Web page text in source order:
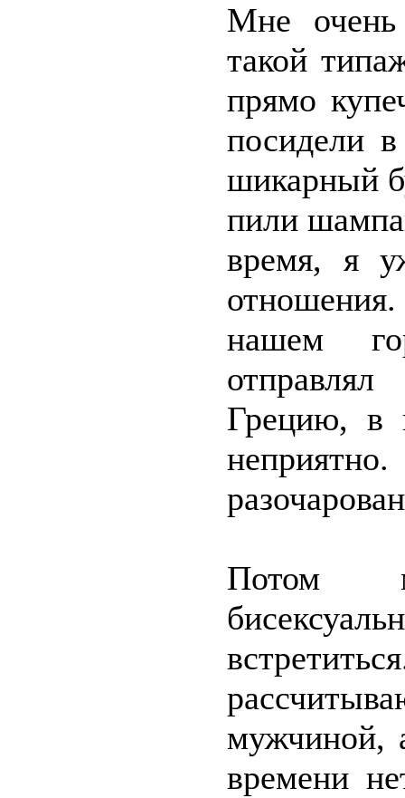
Мне
такой
прямо
посидели
шикарный
пили
время, я
нашем
Грецию, в
Потом
мужчиной,
времени